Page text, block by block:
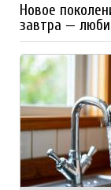
Новое
завтра —